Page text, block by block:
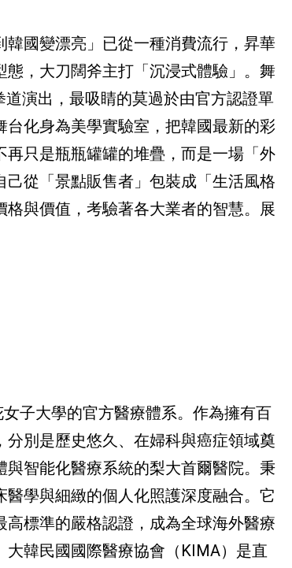
國變漂亮」已從一種消費流行，昇華
，大刀闊斧主打「沉浸式體驗」。舞
演出，最吸睛的莫過於由官方認證單
化身為美學實驗室，把韓國最新的彩
只是瓶瓶罐罐的堆疊，而是一場「外
從「景點販售者」包裝成「生活風格
與價值，考驗著各大業者的智慧。展
子大學的官方醫療體系。作為擁有百
別是歷史悠久、在婦科與癌症領域奠
智能化醫療系統的梨大首爾醫院。秉
學與細緻的個人化照護深度融合。它
標準的嚴格認證，成為全球海外醫療
韓民國國際醫療協會（KIMA）是直